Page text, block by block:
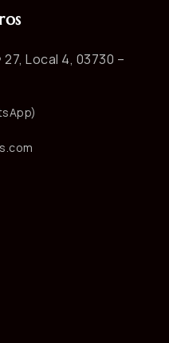
27, Local 4, 03730 –